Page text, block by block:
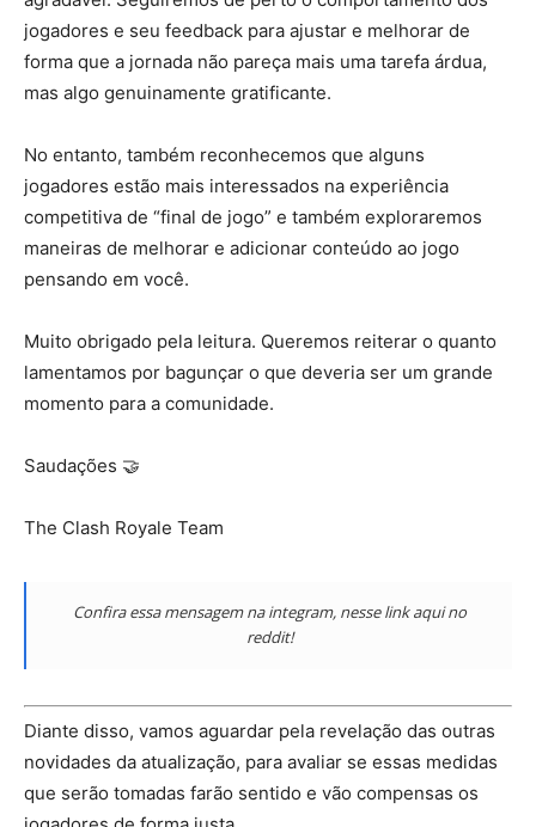
jogadores e seu feedback para ajustar e melhorar de
forma que a jornada não pareça mais uma tarefa árdua,
mas algo genuinamente gratificante.
No entanto, também reconhecemos que alguns
jogadores estão mais interessados ​​na experiência
competitiva de “final de jogo” e também exploraremos
maneiras de melhorar e adicionar conteúdo ao jogo
pensando em você.
Muito obrigado pela leitura. Queremos reiterar o quanto
lamentamos por bagunçar o que deveria ser um grande
momento para a comunidade.
Saudações 🤝
The Clash Royale Team
Confira essa mensagem na integram, nesse link aqui no
reddit!
Diante disso, vamos aguardar pela revelação das outras
novidades da atualização, para avaliar se essas medidas
que serão tomadas farão sentido e vão compensas os